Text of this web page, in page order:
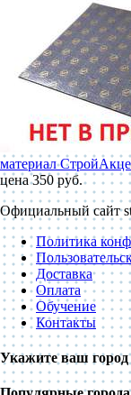
материал
цена 350 руб.
Официальный сайт
Политика
Доставка
Оплата
Обучение
Контакты
Укажите ваш город